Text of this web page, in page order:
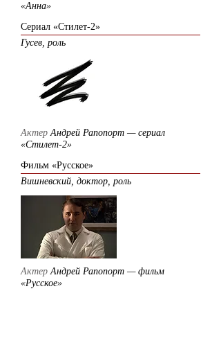
«Анна»
Сериал «Стилет-2»
Гусев, роль
АктерАндрей Рапопорт — сериал
«Стилет-2»
Фильм «Русское»
Вишневский, доктор, роль
АктерАндрей Рапопорт — фильм
«Русское»